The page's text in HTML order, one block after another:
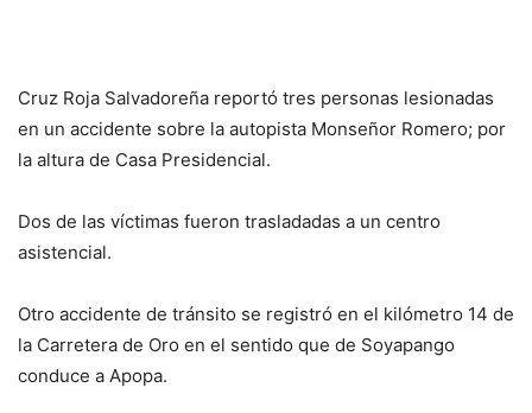
Cruz Roja Salvadoreña reportó tres personas lesionadas
en un accidente sobre la autopista Monseñor Romero; por
la altura de Casa Presidencial.
Dos de las víctimas fueron trasladadas a un centro
asistencial.
Otro accidente de tránsito se registró en el kilómetro 14 de
la Carretera de Oro en el sentido que de Soyapango
conduce a Apopa.